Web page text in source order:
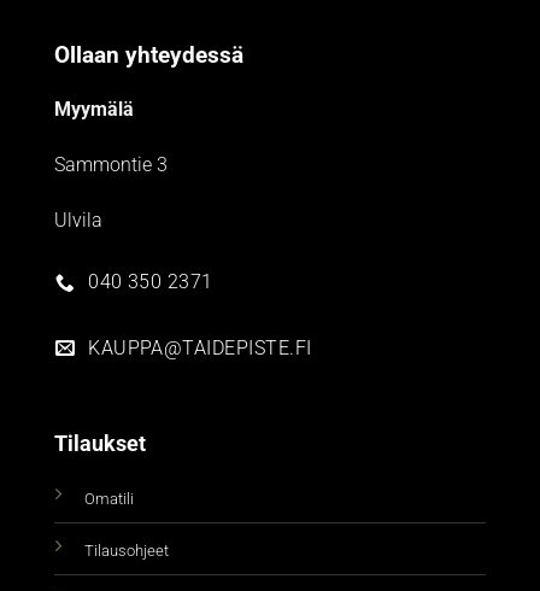
Ollaan yhteydessä
Myymälä
Sammontie 3
Ulvila
040 350 2371
KAUPPA@TAIDEPISTE.FI
Tilaukset
Omatili
Tilausohjeet